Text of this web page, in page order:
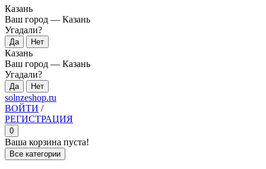
Казань
Ваш город — Казань
Угадали?
Казань
Ваш город — Казань
Угадали?
solnzeshop.ru
ВОЙТИ /
РЕГИСТРАЦИЯ
0
Ваша корзина пуста!
Все категории